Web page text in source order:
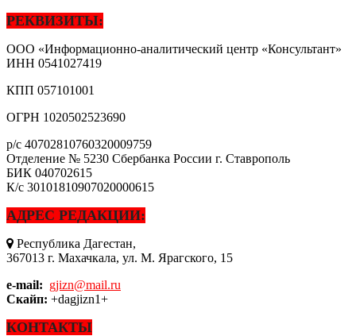
РЕКВИЗИТЫ:
ООО «Информационно-аналитический центр «Консультант»
ИНН 0541027419
КПП 057101001
ОГРН 1020502523690
р/с 40702810760320009759
Отделение № 5230 Сбербанка России г. Ставрополь
БИК 040702615
К/с 30101810907020000615
АДРЕС РЕДАКЦИИ:
Республика Дагестан,
367013 г. Махачкала, ул. М. Ярагского, 15
e-mail: gjizn@mail.ru
Скайп: +dagjizn1+
КОНТАКТЫ